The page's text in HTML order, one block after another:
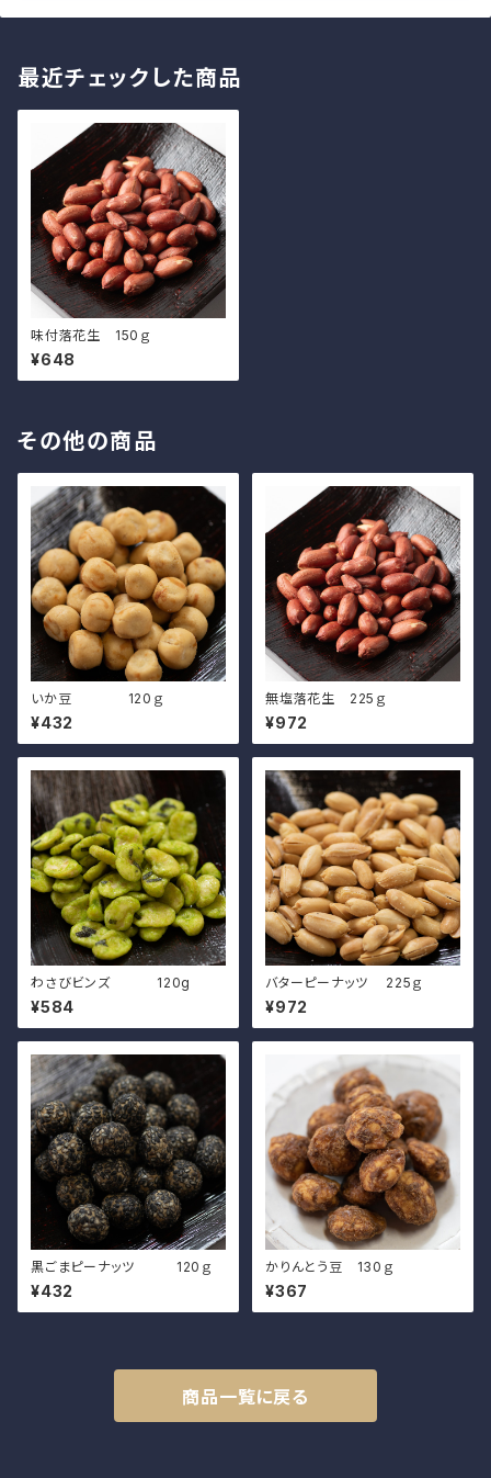
最近チェックした商品
味付落花生 150ｇ
¥648
その他の商品
いか豆 120ｇ
¥432
無塩落花生 225ｇ
¥972
わさびビンズ 120g
¥584
バターピーナッツ 225ｇ
¥972
黒ごまピーナッツ 120ｇ
¥432
かりんとう豆 130ｇ
¥367
商品一覧に戻る